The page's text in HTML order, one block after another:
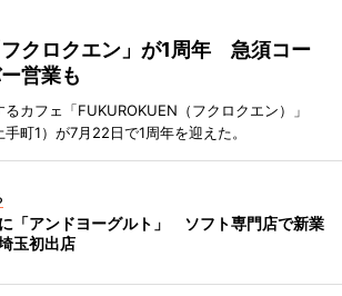
クロクエン」が1周年 急須コー
営業も
カフェ「FUKUROKUEN（フクロクエン）」
手町1）が7月22日で1周年を迎えた。
「アンドヨーグルト」 ソフト専門店で新業
玉初出店